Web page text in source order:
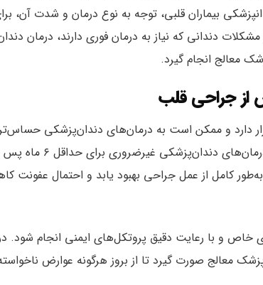
بیماران قلبی، توجه به نوع درمان و شدت آن،
دندانی که نیاز به درمان فوری دارند، درمان
معالج انجام گیرد.
از جراحی قلب
دارد و ممکن است به درمان‌های دندان‌پزشکی
باشد. به همین دلیل، بسیاری از متخصصان توصیه می‌کنند که درمان‌های دندان‌پزشکی غیرضروری
کامل از عمل جراحی بهبود یابد و احتمال عفونت
خاص و با رعایت دقیق پروتکل‌های ایمنی انجام شود.
معالج صورت گیرد تا از بروز هرگونه عوارض